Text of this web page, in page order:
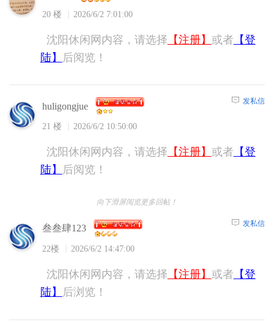
20 楼 2026/6/2 7:01:00
沈阳休闲网内容，请选择 【注册】 或者 【登
陆】
后阅览！
huligongjue
21 楼 2026/6/2 10:50:00
发私信
沈阳休闲网内容，请选择 【注册】 或者 【登
陆】
后阅览！
向下滑屏阅览更多回帖！
叁叁肆123
22楼 2026/6/2 14:47:00
发私信
沈阳休闲网内容，请选择 【注册】 或者 【登
陆】
后浏览！